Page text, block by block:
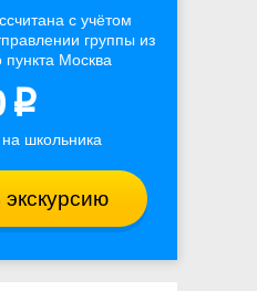
с учётом
группы из
пункта Москва
p
школьника
экскурсию